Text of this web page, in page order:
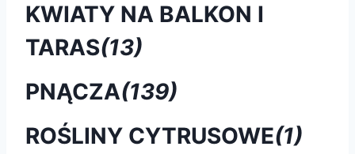
KWIATY NA BALKON I
TARAS(13)
PNĄCZA(139)
ROŚLINY CYTRUSOWE(1)